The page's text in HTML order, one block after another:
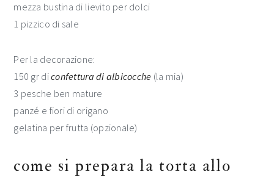
mezza bustina di lievito per dolci
1 pizzico di sale
Per la decorazione:
150 gr diconfettura di albicocche (la mia)
3 pesche ben mature
panzé e fiori di origano
gelatina per frutta (opzionale)
come si prepara la torta allo